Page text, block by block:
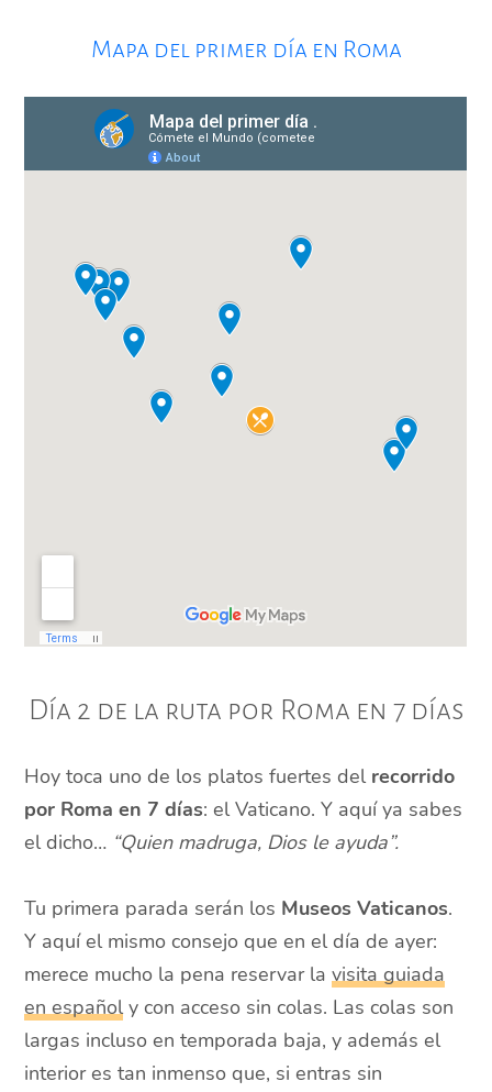
Mapa del primer día en Roma
Día 2 de la ruta por Roma en 7 días
Hoy toca uno de los platos fuertes del recorrido
por Roma en 7 días: el Vaticano. Y aquí ya sabes
el dicho… “Quien madruga, Dios le ayuda”.
Tu primera parada serán los Museos Vaticanos.
Y aquí el mismo consejo que en el día de ayer:
merece mucho la pena reservar lavisita guiada
en españoly con acceso sin colas. Las colas son
largas incluso en temporada baja, y además el
interior es tan inmenso que, si entras sin